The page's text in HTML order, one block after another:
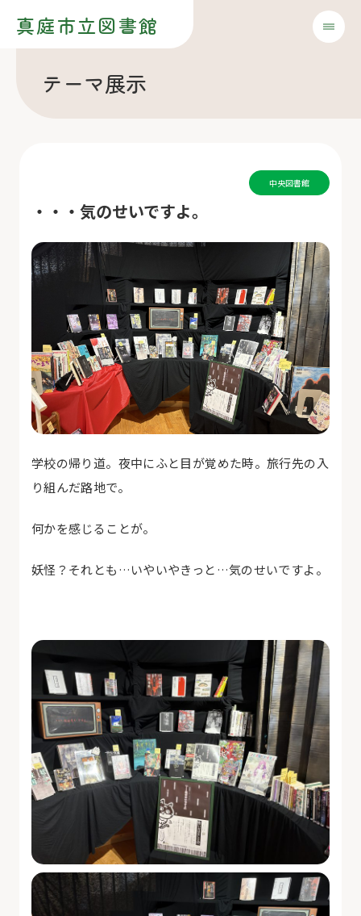
真庭市立図書館
テーマ展示
・・・気のせいですよ。
中央図書館
学校の帰り道。夜中にふと目が覚めた時。旅行先の入
り組んだ路地で。
何かを感じることが。
妖怪？それとも…いやいやきっと…気のせいですよ。